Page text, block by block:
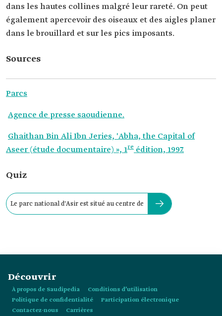
dans les hautes collines malgré leur rareté. On peut
également apercevoir des oiseaux et des aigles planer
dans le brouillard et sur les pics imposants.
Sources
Parcs
Agence de presse saoudienne.
Ghaithan Bin Ali Ibn Jeries, 'Abha, the Capital of
Aseer (étude documentaire) », 1re édition, 1997.
Quiz
Le parc national d'Asir est situé au centre de
Découvrir
À propos de Saudipedia
Conditions d’utilisation
Politique de confidentialité
Participation électronique
Contactez-nous
Carrières